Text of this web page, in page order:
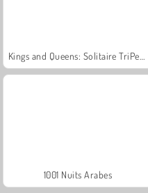
1001 Nuits Arabes